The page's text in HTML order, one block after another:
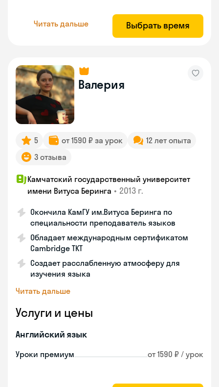
Читать дальше Выбрать время
Валерия
5 от 1590 ₽ за урок
12 лет опыта
3 отзыва
Камчатский государственный университет
имени Витуса Беринга • 2013 г.
Окончила КамГУ им.Витуса Беринга по
специальности преподаватель языков
Обладает международным сертификатом
Cambridge TKT
Создает расслабленную атмосферу для
изучения языка
Читать дальше
Услуги и цены
Английский язык
Уроки премиум от 1590 ₽ / урок